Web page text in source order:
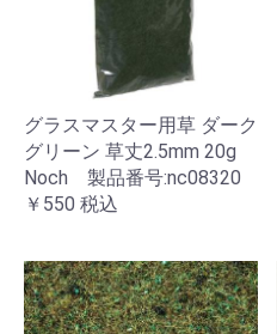
グラスマスター用草 ダーク
グリーン 草丈2.5mm 20g
Noch 製品番号:nc08320
￥550 税込